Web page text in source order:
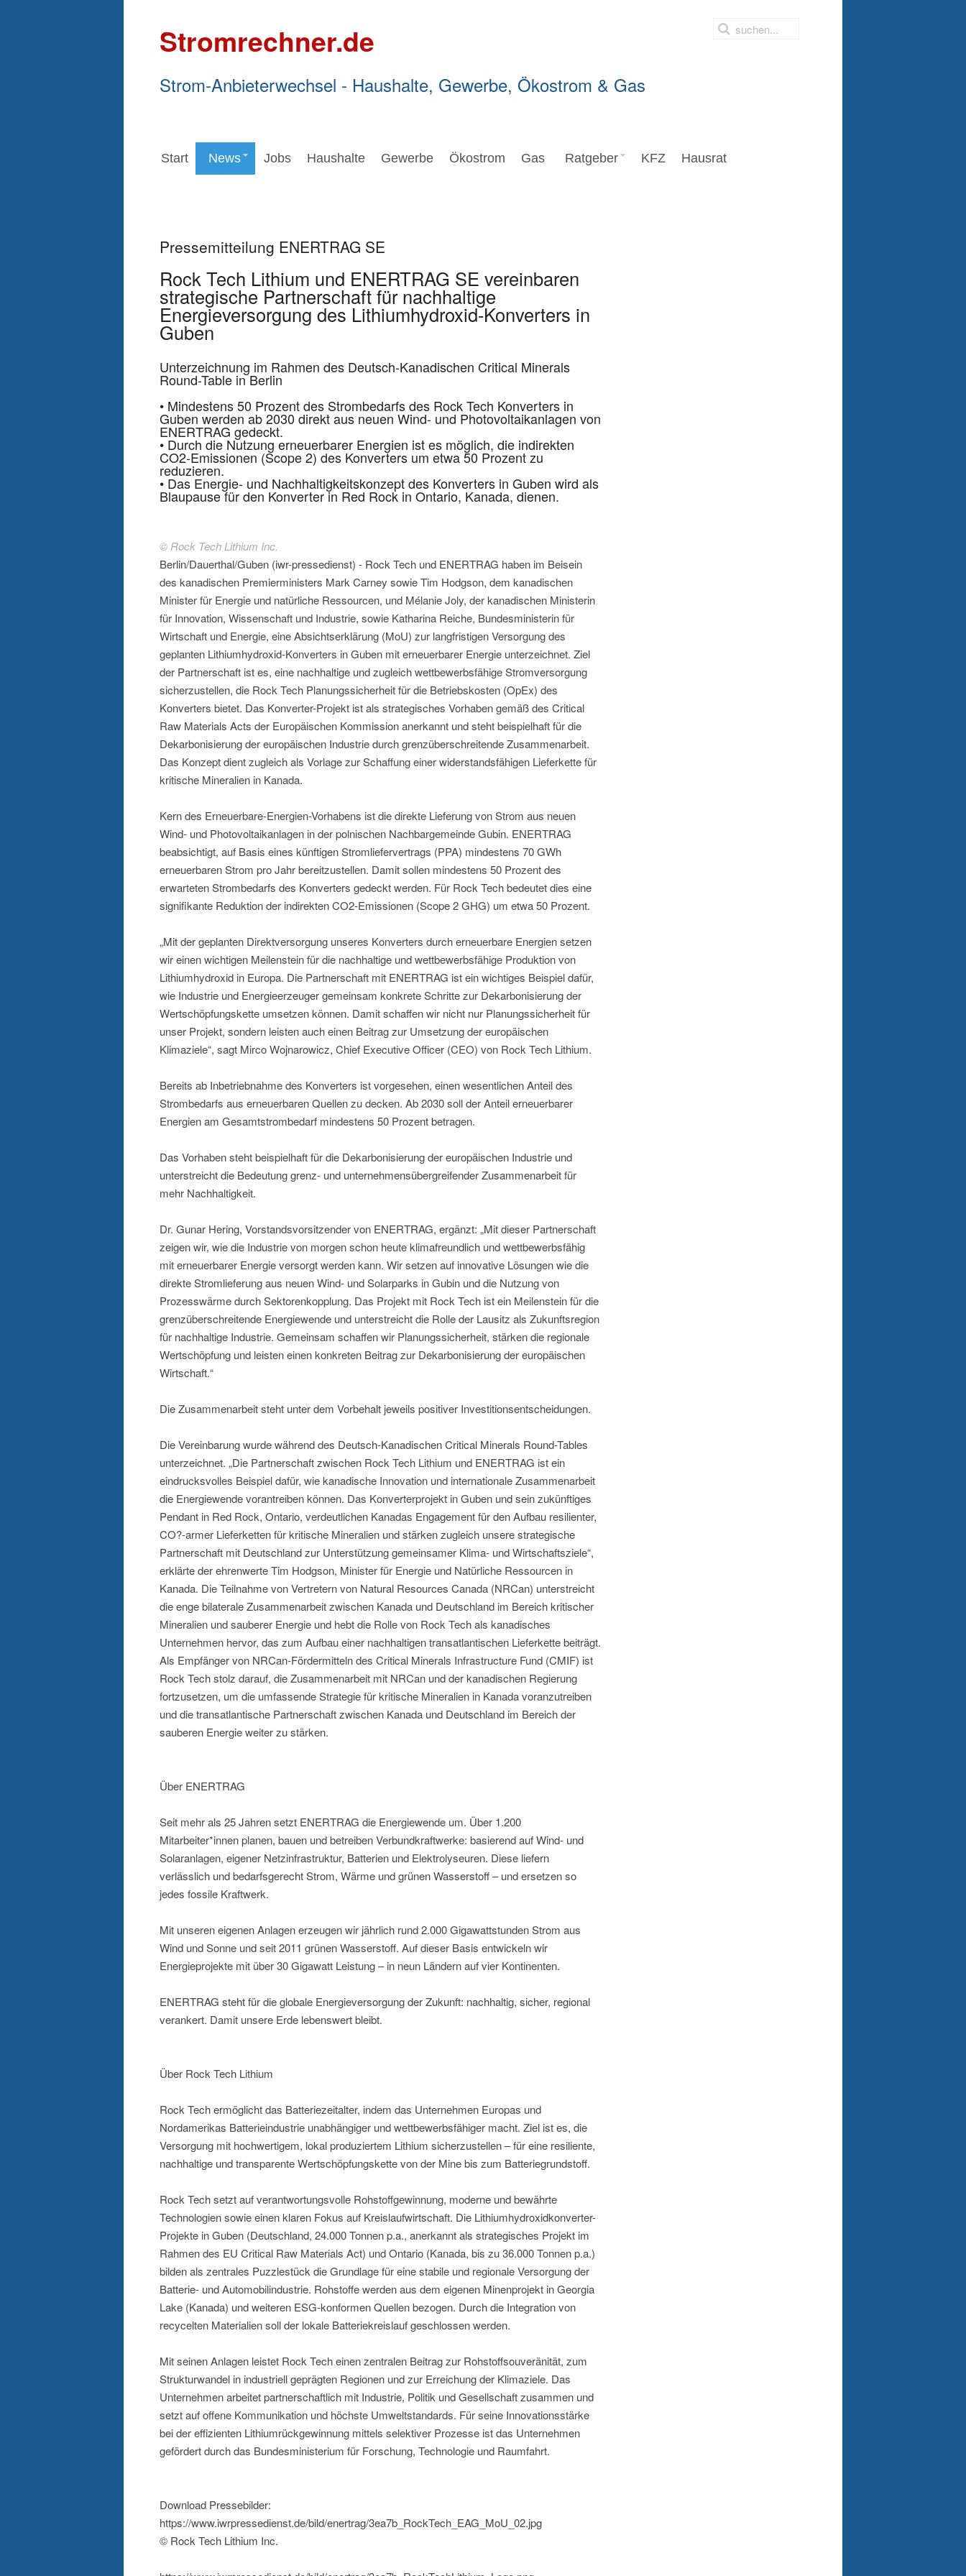
Stromrechner.de
Strom-Anbieterwechsel - Haushalte, Gewerbe, Ökostrom & Gas
Start News Jobs Haushalte Gewerbe Ökostrom Gas Ratgeber KFZ Hausrat
Pressemitteilung ENERTRAG SE
Rock Tech Lithium und ENERTRAG SE vereinbaren
strategische Partnerschaft für nachhaltige
Energieversorgung des Lithiumhydroxid-Konverters in
Guben
Unterzeichnung im Rahmen des Deutsch-Kanadischen Critical Minerals
Round-Table in Berlin
• Mindestens 50 Prozent des Strombedarfs des Rock Tech Konverters in
Guben werden ab 2030 direkt aus neuen Wind- und Photovoltaikanlagen von
ENERTRAG gedeckt.
• Durch die Nutzung erneuerbarer Energien ist es möglich, die indirekten
CO2-Emissionen (Scope 2) des Konverters um etwa 50 Prozent zu
reduzieren.
• Das Energie- und Nachhaltigkeitskonzept des Konverters in Guben wird als
Blaupause für den Konverter in Red Rock in Ontario, Kanada, dienen.
© Rock Tech Lithium Inc.
Berlin/Dauerthal/Guben (iwr-pressedienst) - Rock Tech und ENERTRAG haben im Beisein
des kanadischen Premierministers Mark Carney sowie Tim Hodgson, dem kanadischen
Minister für Energie und natürliche Ressourcen, und Mélanie Joly, der kanadischen Ministerin
für Innovation, Wissenschaft und Industrie, sowie Katharina Reiche, Bundesministerin für
Wirtschaft und Energie, eine Absichtserklärung (MoU) zur langfristigen Versorgung des
geplanten Lithiumhydroxid-Konverters in Guben mit erneuerbarer Energie unterzeichnet. Ziel
der Partnerschaft ist es, eine nachhaltige und zugleich wettbewerbsfähige Stromversorgung
sicherzustellen, die Rock Tech Planungssicherheit für die Betriebskosten (OpEx) des
Konverters bietet. Das Konverter-Projekt ist als strategisches Vorhaben gemäß des Critical
Raw Materials Acts der Europäischen Kommission anerkannt und steht beispielhaft für die
Dekarbonisierung der europäischen Industrie durch grenzüberschreitende Zusammenarbeit.
Das Konzept dient zugleich als Vorlage zur Schaffung einer widerstandsfähigen Lieferkette für
kritische Mineralien in Kanada.
Kern des Erneuerbare-Energien-Vorhabens ist die direkte Lieferung von Strom aus neuen
Wind- und Photovoltaikanlagen in der polnischen Nachbargemeinde Gubin. ENERTRAG
beabsichtigt, auf Basis eines künftigen Stromliefervertrags (PPA) mindestens 70 GWh
erneuerbaren Strom pro Jahr bereitzustellen. Damit sollen mindestens 50 Prozent des
erwarteten Strombedarfs des Konverters gedeckt werden. Für Rock Tech bedeutet dies eine
signifikante Reduktion der indirekten CO2-Emissionen (Scope 2 GHG) um etwa 50 Prozent.
„Mit der geplanten Direktversorgung unseres Konverters durch erneuerbare Energien setzen
wir einen wichtigen Meilenstein für die nachhaltige und wettbewerbsfähige Produktion von
Lithiumhydroxid in Europa. Die Partnerschaft mit ENERTRAG ist ein wichtiges Beispiel dafür,
wie Industrie und Energieerzeuger gemeinsam konkrete Schritte zur Dekarbonisierung der
Wertschöpfungskette umsetzen können. Damit schaffen wir nicht nur Planungssicherheit für
unser Projekt, sondern leisten auch einen Beitrag zur Umsetzung der europäischen
Klimaziele“, sagt Mirco Wojnarowicz, Chief Executive Officer (CEO) von Rock Tech Lithium.
Bereits ab Inbetriebnahme des Konverters ist vorgesehen, einen wesentlichen Anteil des
Strombedarfs aus erneuerbaren Quellen zu decken. Ab 2030 soll der Anteil erneuerbarer
Energien am Gesamtstrombedarf mindestens 50 Prozent betragen.
Das Vorhaben steht beispielhaft für die Dekarbonisierung der europäischen Industrie und
unterstreicht die Bedeutung grenz- und unternehmensübergreifender Zusammenarbeit für
mehr Nachhaltigkeit.
Dr. Gunar Hering, Vorstandsvorsitzender von ENERTRAG, ergänzt: „Mit dieser Partnerschaft
zeigen wir, wie die Industrie von morgen schon heute klimafreundlich und wettbewerbsfähig
mit erneuerbarer Energie versorgt werden kann. Wir setzen auf innovative Lösungen wie die
direkte Stromlieferung aus neuen Wind- und Solarparks in Gubin und die Nutzung von
Prozesswärme durch Sektorenkopplung. Das Projekt mit Rock Tech ist ein Meilenstein für die
grenzüberschreitende Energiewende und unterstreicht die Rolle der Lausitz als Zukunftsregion
für nachhaltige Industrie. Gemeinsam schaffen wir Planungssicherheit, stärken die regionale
Wertschöpfung und leisten einen konkreten Beitrag zur Dekarbonisierung der europäischen
Wirtschaft.“
Die Zusammenarbeit steht unter dem Vorbehalt jeweils positiver Investitionsentscheidungen.
Die Vereinbarung wurde während des Deutsch-Kanadischen Critical Minerals Round-Tables
unterzeichnet. „Die Partnerschaft zwischen Rock Tech Lithium und ENERTRAG ist ein
eindrucksvolles Beispiel dafür, wie kanadische Innovation und internationale Zusammenarbeit
die Energiewende vorantreiben können. Das Konverterprojekt in Guben und sein zukünftiges
Pendant in Red Rock, Ontario, verdeutlichen Kanadas Engagement für den Aufbau resilienter,
CO?-armer Lieferketten für kritische Mineralien und stärken zugleich unsere strategische
Partnerschaft mit Deutschland zur Unterstützung gemeinsamer Klima- und Wirtschaftsziele“,
erklärte der ehrenwerte Tim Hodgson, Minister für Energie und Natürliche Ressourcen in
Kanada. Die Teilnahme von Vertretern von Natural Resources Canada (NRCan) unterstreicht
die enge bilaterale Zusammenarbeit zwischen Kanada und Deutschland im Bereich kritischer
Mineralien und sauberer Energie und hebt die Rolle von Rock Tech als kanadisches
Unternehmen hervor, das zum Aufbau einer nachhaltigen transatlantischen Lieferkette beiträgt.
Als Empfänger von NRCan-Fördermitteln des Critical Minerals Infrastructure Fund (CMIF) ist
Rock Tech stolz darauf, die Zusammenarbeit mit NRCan und der kanadischen Regierung
fortzusetzen, um die umfassende Strategie für kritische Mineralien in Kanada voranzutreiben
und die transatlantische Partnerschaft zwischen Kanada und Deutschland im Bereich der
sauberen Energie weiter zu stärken.
Über ENERTRAG
Seit mehr als 25 Jahren setzt ENERTRAG die Energiewende um. Über 1.200
Mitarbeiter*innen planen, bauen und betreiben Verbundkraftwerke: basierend auf Wind- und
Solaranlagen, eigener Netzinfrastruktur, Batterien und Elektrolyseuren. Diese liefern
verlässlich und bedarfsgerecht Strom, Wärme und grünen Wasserstoff – und ersetzen so
jedes fossile Kraftwerk.
Mit unseren eigenen Anlagen erzeugen wir jährlich rund 2.000 Gigawattstunden Strom aus
Wind und Sonne und seit 2011 grünen Wasserstoff. Auf dieser Basis entwickeln wir
Energieprojekte mit über 30 Gigawatt Leistung – in neun Ländern auf vier Kontinenten.
ENERTRAG steht für die globale Energieversorgung der Zukunft: nachhaltig, sicher, regional
verankert. Damit unsere Erde lebenswert bleibt.
Über Rock Tech Lithium
Rock Tech ermöglicht das Batteriezeitalter, indem das Unternehmen Europas und
Nordamerikas Batterieindustrie unabhängiger und wettbewerbsfähiger macht. Ziel ist es, die
Versorgung mit hochwertigem, lokal produziertem Lithium sicherzustellen – für eine resiliente,
nachhaltige und transparente Wertschöpfungskette von der Mine bis zum Batteriegrundstoff.
Rock Tech setzt auf verantwortungsvolle Rohstoffgewinnung, moderne und bewährte
Technologien sowie einen klaren Fokus auf Kreislaufwirtschaft. Die Lithiumhydroxidkonverter-
Projekte in Guben (Deutschland, 24.000 Tonnen p.a., anerkannt als strategisches Projekt im
Rahmen des EU Critical Raw Materials Act) und Ontario (Kanada, bis zu 36.000 Tonnen p.a.)
bilden als zentrales Puzzlestück die Grundlage für eine stabile und regionale Versorgung der
Batterie- und Automobilindustrie. Rohstoffe werden aus dem eigenen Minenprojekt in Georgia
Lake (Kanada) und weiteren ESG-konformen Quellen bezogen. Durch die Integration von
recycelten Materialien soll der lokale Batteriekreislauf geschlossen werden.
Mit seinen Anlagen leistet Rock Tech einen zentralen Beitrag zur Rohstoffsouveränität, zum
Strukturwandel in industriell geprägten Regionen und zur Erreichung der Klimaziele. Das
Unternehmen arbeitet partnerschaftlich mit Industrie, Politik und Gesellschaft zusammen und
setzt auf offene Kommunikation und höchste Umweltstandards. Für seine Innovationsstärke
bei der effizienten Lithiumrückgewinnung mittels selektiver Prozesse ist das Unternehmen
gefördert durch das Bundesministerium für Forschung, Technologie und Raumfahrt.
Download Pressebilder:
https://www.iwrpressedienst.de/bild/enertrag/3ea7b_RockTech_EAG_MoU_02.jpg
© Rock Tech Lithium Inc.